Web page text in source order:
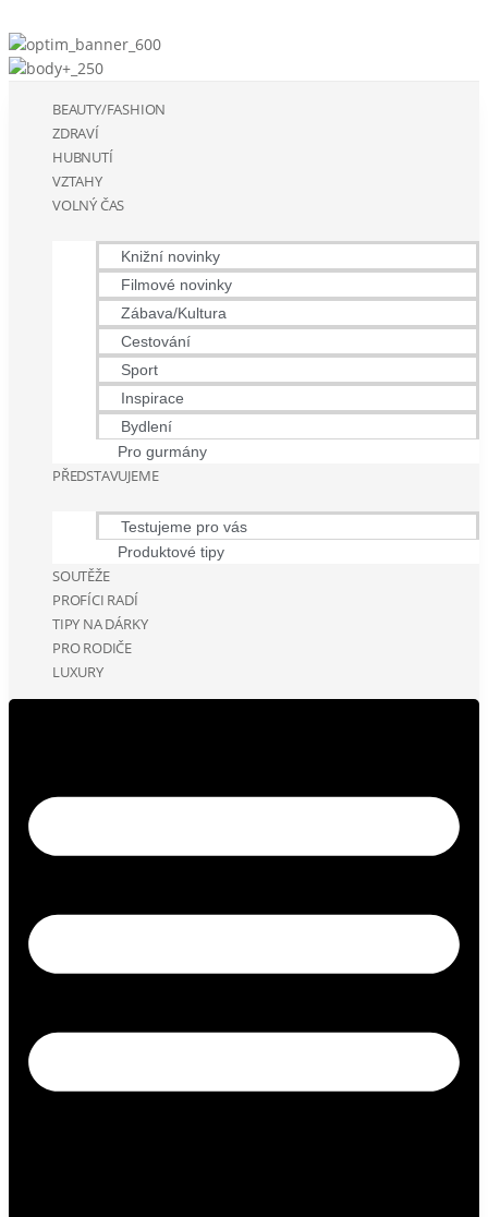
BEAUTY/FASHION
ZDRAVÍ
HUBNUTÍ
VZTAHY
VOLNÝ ČAS
Knižní novinky
Filmové novinky
Zábava/Kultura
Cestování
Sport
Inspirace
Bydlení
Pro gurmány
PŘEDSTAVUJEME
Testujeme pro vás
Produktové tipy
SOUTĚŽE
PROFÍCI RADÍ
TIPY NA DÁRKY
PRO RODIČE
LUXURY